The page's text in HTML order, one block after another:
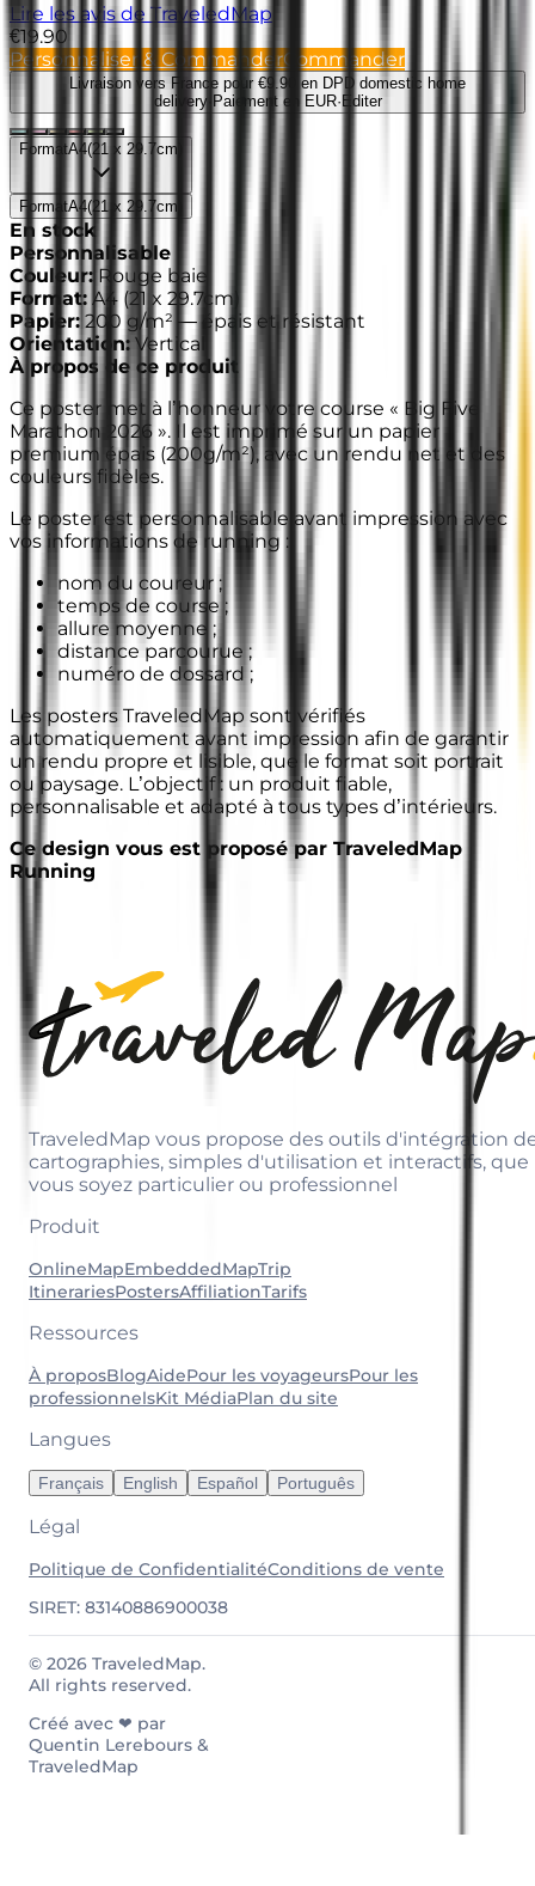
Lire les avis de TraveledMap
€19.90
Personnaliser & CommanderCommander
Livraison vers France pour €9.90 en DPD domestic home
delivery Paiement en EUR· Editer
FormatA4(21 x 29.7cm
FormatA4(21 x 29.7cm
En stock
Personnalisable
Couleur: Rouge baie
Format: A4 (21 x 29.7cm
Papier: 200 g/m² — épais et résistant
Orientation: Vertical
À propos de ce produit
Ce poster met à l’honneur votre course « Big Five
Marathon 2026 ». Il est imprimé sur un papier
premium épais (200g/m²), avec un rendu net et des
couleurs fidèles.
Le poster est personnalisable avant impression avec
vos informations de running :
nom du coureur ;
temps de course ;
allure moyenne ;
distance parcourue ;
numéro de dossard ;
Les posters TraveledMap sont vérifiés
automatiquement avant impression afin de garantir
un rendu propre et lisible, que le format soit portrait
ou paysage. L’objectif : un produit fiable,
personnalisable et adapté à tous types d’intérieurs.
Ce design vous est proposé par TraveledMap
Running
TraveledMap vous propose des outils d'intégration
cartographies, simples d'utilisation et interactifs, que
vous soyez particulier ou professionnel
Produit
OnlineMapEmbeddedMapTrip
ItinerariesPostersAffiliationTarifs
Ressources
À proposBlogAidePour les voyageursPour les
professionnelsKit MédiaPlan du site
Langues
Français English Español Português
Légal
Politique de ConfidentialitéConditions de vente
SIRET: 83140886900038
© 2026 TraveledMap.
All rights reserved.
Créé avec ❤ par
Quentin Lerebours &
TraveledMap